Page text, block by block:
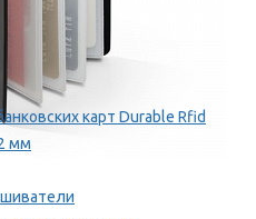
карт Durable Rfid
мм